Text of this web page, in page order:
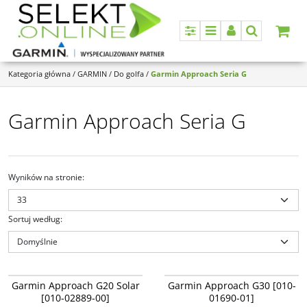
PanelMenuPanelSzukaj
Kategoria główna / GARMIN / Do golfa / Garmin Approach Seria G
Garmin Approach Seria G
Wyników na stronie:
Sortuj według:
NOWOŚĆ
Garmin Approach G20 Solar [010-
02889-00]
Dostępność: Produkt
Garmin Approach G20 Solar
[010-02889-00]
Garmin Approach G30 [010-01690-
01]
Garmin Approach G30 [010-
01690-01]